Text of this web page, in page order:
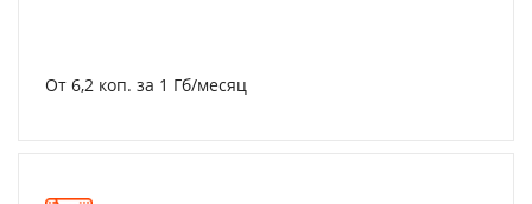
От 6,2 коп. за 1 Гб/месяц